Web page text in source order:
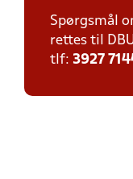
Spørgsmål
rettes til
tlf: 3927